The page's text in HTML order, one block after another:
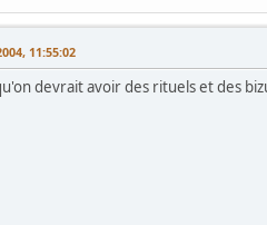
11:55:02
devrait avoir des rituels et des